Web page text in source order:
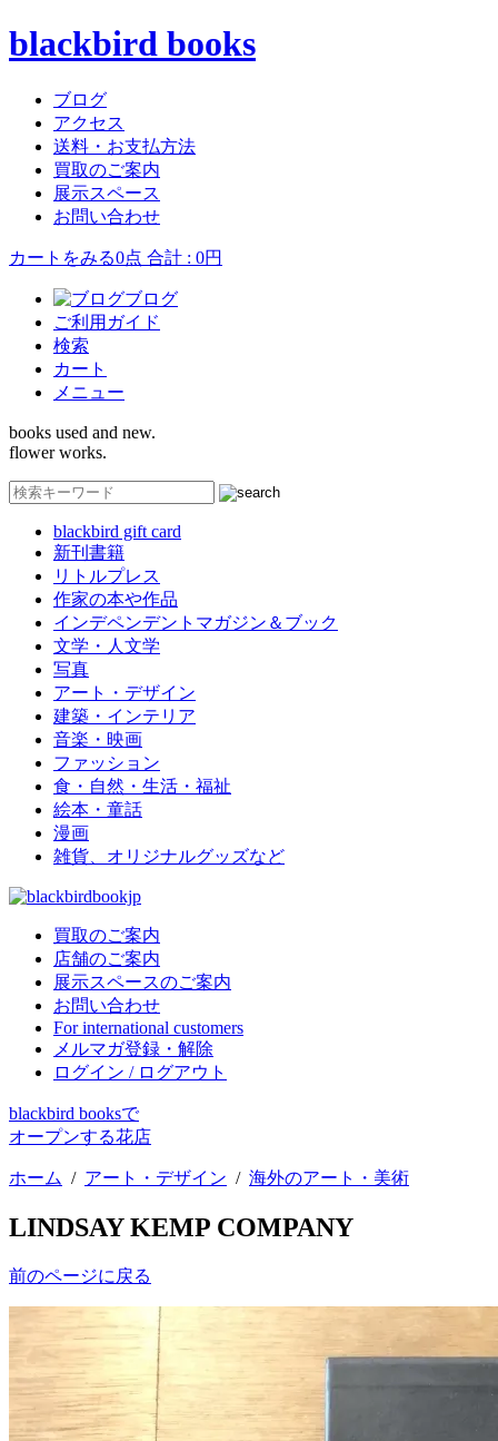
blackbird books
ブログ
アクセス
送料・お支払方法
買取のご案内
展示スペース
お問い合わせ
カートをみる0点 合計 : 0円
ブログ
ご利用ガイド
検索
カート
メニュー
books used and new.
flower works.
blackbird gift card
新刊書籍
リトルプレス
作家の本や作品
インデペンデントマガジン＆ブック
文学・人文学
写真
アート・デザイン
建築・インテリア
音楽・映画
ファッション
食・自然・生活・福祉
絵本・童話
漫画
雑貨、オリジナルグッズなど
買取のご案内
店舗のご案内
展示スペースのご案内
お問い合わせ
For international customers
メルマガ登録・解除
ログイン / ログアウト
blackbird booksで
オープンする花店
ホーム / アート・デザイン / 海外のアート・美術
LINDSAY KEMP COMPANY
前のページに戻る